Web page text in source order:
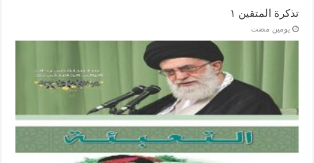
تذكرة المتقين ١
‏يومين مضت